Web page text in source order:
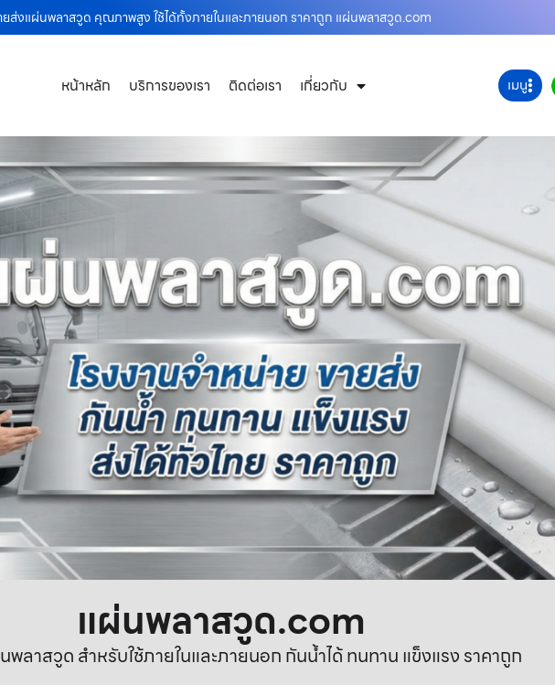
ยส่งแผ่นพลาสวูด คุณภาพสูง ใช้ได้ทั้งภายในและภายนอก ราคาถูก แผ่นพลาสวูด.com
หน้าหลัก บริการของเรา ติดต่อเรา เกี่ยวกับ เมนู
แผ่นพลาสวูด.com
พลาสวูด สำหรับใช้ภายในและภายนอก กันน้ำได้ ทนทาน แข็งแรง ราคาถูก